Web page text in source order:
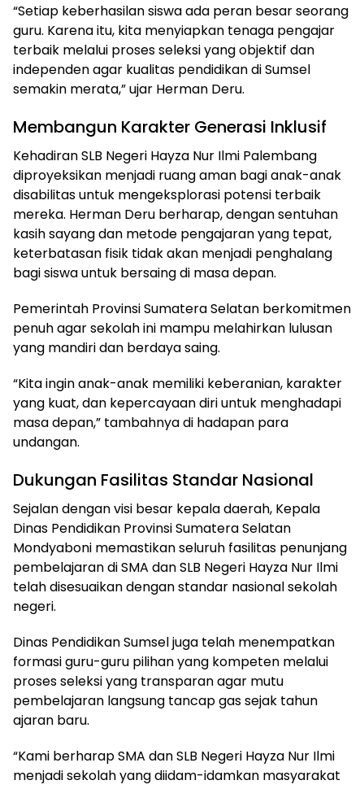
“Setiap keberhasilan siswa ada peran besar seorang
guru. Karena itu, kita menyiapkan tenaga pengajar
terbaik melalui proses seleksi yang objektif dan
independen agar kualitas pendidikan di Sumsel
semakin merata,” ujar Herman Deru.
Membangun Karakter Generasi Inklusif
Kehadiran SLB Negeri Hayza Nur Ilmi Palembang
diproyeksikan menjadi ruang aman bagi anak-anak
disabilitas untuk mengeksplorasi potensi terbaik
mereka. Herman Deru berharap, dengan sentuhan
kasih sayang dan metode pengajaran yang tepat,
keterbatasan fisik tidak akan menjadi penghalang
bagi siswa untuk bersaing di masa depan.
Pemerintah Provinsi Sumatera Selatan berkomitmen
penuh agar sekolah ini mampu melahirkan lulusan
yang mandiri dan berdaya saing.
“Kita ingin anak-anak memiliki keberanian, karakter
yang kuat, dan kepercayaan diri untuk menghadapi
masa depan,” tambahnya di hadapan para
undangan.
Dukungan Fasilitas Standar Nasional
Sejalan dengan visi besar kepala daerah, Kepala
Dinas Pendidikan Provinsi Sumatera Selatan
Mondyaboni memastikan seluruh fasilitas penunjang
pembelajaran di SMA dan SLB Negeri Hayza Nur Ilmi
telah disesuaikan dengan standar nasional sekolah
negeri.
Dinas Pendidikan Sumsel juga telah menempatkan
formasi guru-guru pilihan yang kompeten melalui
proses seleksi yang transparan agar mutu
pembelajaran langsung tancap gas sejak tahun
ajaran baru.
“Kami berharap SMA dan SLB Negeri Hayza Nur Ilmi
menjadi sekolah yang diidam-idamkan masyarakat